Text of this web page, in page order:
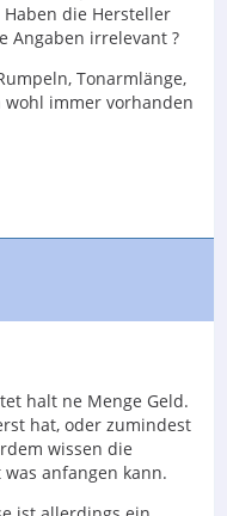
Haben die Hersteller
Angaben irrelevant ?
Tonarmlänge,
wohl immer vorhanden
halt ne Menge Geld.
hat, oder zumindest
wissen die
anfangen kann.